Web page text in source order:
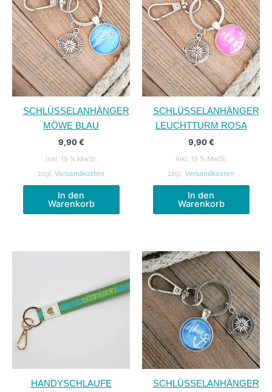
SCHLÜSSELANHÄNGER
MÖWE BLAU
9,90€
inkl. 19 % MwSt.
zzgl. Versandkosten
In den
Warenkorb
SCHLÜSSELANHÄNGER
LEUCHTTURM ROSA
9,90€
inkl. 19 % MwSt.
zzgl. Versandkosten
In den
Warenkorb
HANDYSCHLAUFE
SCHLÜSSELANHÄNGER